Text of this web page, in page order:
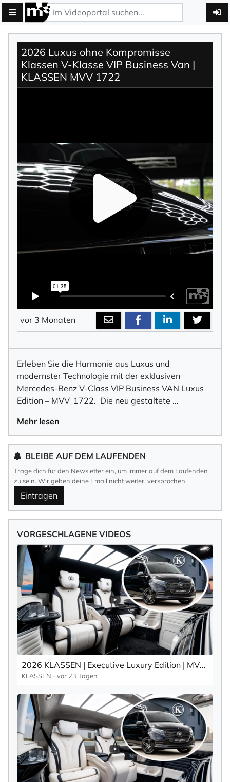
2026 Luxus ohne Kompromisse
Klassen V-Klasse VIP Business Van |
KLASSEN MVV 1722
vor 3 Monaten
Erleben Sie die Harmonie aus Luxus und
modernster Technologie mit der exklusiven
Mercedes-Benz V-Class VIP Business VAN Luxus
Edition – MVV_1722. Die neu gestaltete ...
Mehr lesen
BLEIBE AUF DEM LAUFENDEN
Trage dich für den Newsletter ein, um immer auf dem Laufenden
zu sein. Wir geben deine Email nicht weiter, versprochen.
Eintragen
VORGESCHLAGENE VIDEOS
2026 KLASSEN | Executive Luxury Edition | MVV_1716
KLASSEN vor 23 Tagen